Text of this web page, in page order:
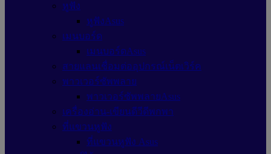
หูฟัง
หูฟังAsus
เมนบอร์ด
เมนบอร์ดAsus
สายแลนเชื่อมต่ออุปกรณ์เน็ตเวิร์ค
พาวเวอร์ซัพพลาย
พาวเวอร์ซัพพลายAsus
เครื่องอ่าน-เขียนดีวีดีพกพา
ที่แขวนหูฟัง
ที่แขวนหูฟัง Asus